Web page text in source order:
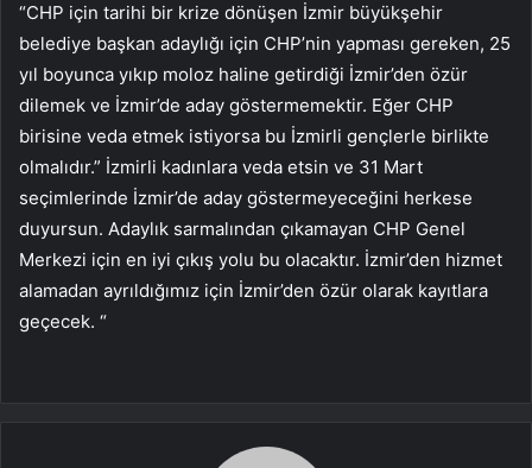
“CHP için tarihi bir krize dönüşen İzmir büyükşehir
belediye başkan adaylığı için CHP’nin yapması gereken, 25
yıl boyunca yıkıp moloz haline getirdiği İzmir’den özür
dilemek ve İzmir’de aday göstermemektir. Eğer CHP
birisine veda etmek istiyorsa bu İzmirli gençlerle birlikte
olmalıdır.” İzmirli kadınlara veda etsin ve 31 Mart
seçimlerinde İzmir’de aday göstermeyeceğini herkese
duyursun. Adaylık sarmalından çıkamayan CHP Genel
Merkezi için en iyi çıkış yolu bu olacaktır. İzmir’den hizmet
alamadan ayrıldığımız için İzmir’den özür olarak kayıtlara
geçecek. “